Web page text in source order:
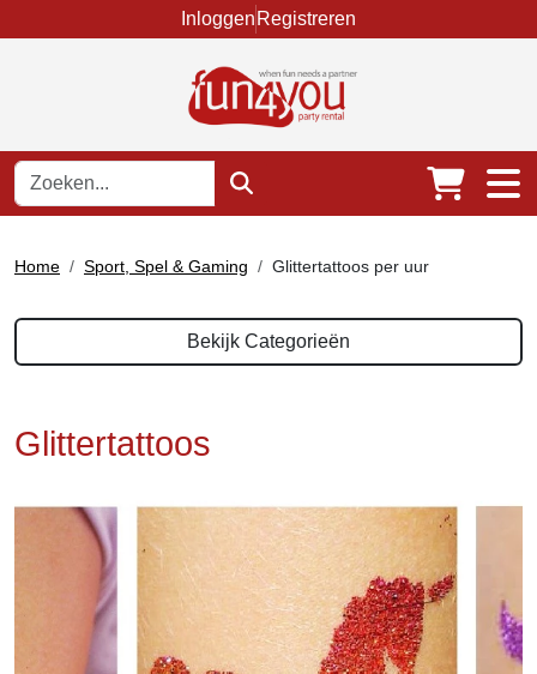
Inloggen Registreren
Home Sport, Spel & Gaming Glittertattoos per uur
Bekijk Categorieën
Glittertattoos